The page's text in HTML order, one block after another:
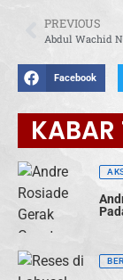
PREVIOUS
Facebook
KABAR